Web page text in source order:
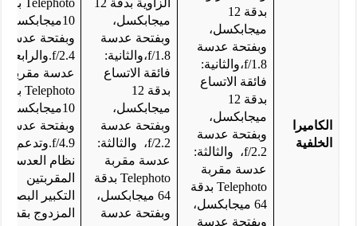
الكاميرا
الخلفية
بدقة 12
ميجابكسل،
وبفتحة عدسة
f/1.8،والثانية:
فائقة الاتساع
بدقة 12
ميجابكسل،
وبفتحة عدسة
f/2.2، والثالثة:
عدسة مقربة
Telephoto بدقة
64 ميجابكسل،
وبفتحة عدسة
ميجابكسل،
وبفتحة عدسة
f/1.8،والثانية:
فائقة الاتساع
بدقة 12
ميجابكسل،
وبفتحة عدسة
f/2.2، والثالثة:
عدسة مقربة
Telephoto بدقة
64 ميجابكسل،
وبفتحة عدسة
10ميجابكسل،
وبفتحة عدسة
f/2.4.والرابعة:
عدسة مقربة
Telephoto بدقة
10ميجابكسل،
وبفتحة عدسة
f/4.9.وتدعم
نظام العدستين
المقربتين
التكبير البصري
المزدوج بقدرة